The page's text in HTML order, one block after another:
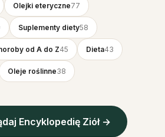
Olejki eteryczne77
Suplementy diety58
od A do Z45 Dieta43
Oleje roślinne38
Encyklopedię Ziół →